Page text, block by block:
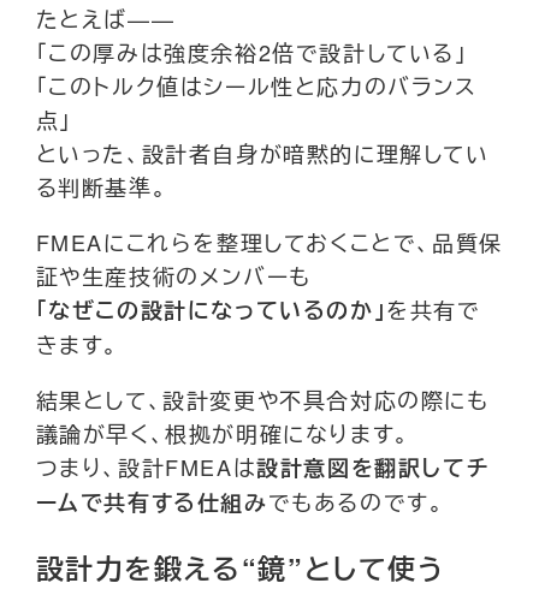
たとえば——
「この厚みは強度余裕2倍で設計している」
「このトルク値はシール性と応力のバランス
点」
といった、設計者自身が暗黙的に理解してい
る判断基準。
FMEAにこれらを整理しておくことで、品質保
証や生産技術のメンバーも
「なぜこの設計になっているのか」を共有で
きます。
結果として、設計変更や不具合対応の際にも
議論が早く、根拠が明確になります。
つまり、設計FMEAは設計意図を翻訳してチ
ームで共有する仕組みでもあるのです。
設計力を鍛える“鏡”として使う